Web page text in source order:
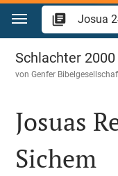
Zum Inhalt springen
Josua 24
Schlachter 2000
vonGenfer
Josuas
Sichem